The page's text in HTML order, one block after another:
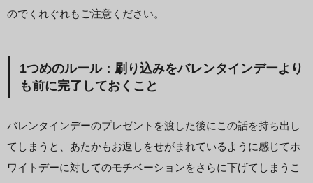
のでくれぐれもご注意ください。
1つめのルール：刷り込みをバレンタインデーより
も前に完了しておくこと
バレンタインデーのプレゼントを渡した後にこの話を持ち出し
てしまうと、あたかもお返しをせがまれているように感じてホ
ワイトデーに対してのモチベーションをさらに下げてしまうこ